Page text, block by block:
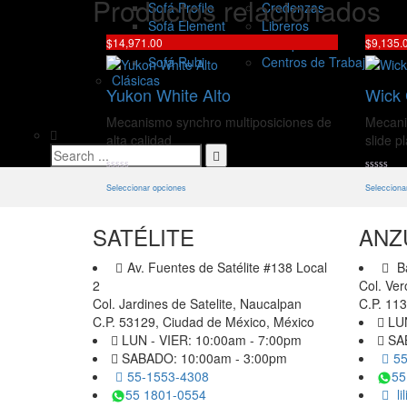
Sofá Profile
Sofá Element
Sofá Cubic
Sofá Rubi
Clásicas
Credenzas
Libreros
Centros de Trabajo
Productos relacionados
$14,971.00
Yukon White Alto
Mecanismo synchro multiposiciones de
alta calidad
Seleccionar opciones
múltiples
Las
se
pueden
elegir
en
la
página
$
Wick
slide
SATÉLITE
Av. Fuentes de Satélite #138 Local
2
Col. Jardines de Satelite, Naucalpan
C.P. 53129, Ciudad de México, México
LUN - VIER: 10:00am - 7:00pm
SABADO: 10:00am - 3:00pm
55-1553-4308
55 1801-0554
Col.
C.P.